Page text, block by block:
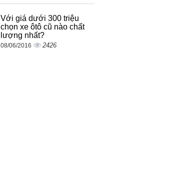
Với giá dưới 300 triệu
chọn xe ôtô cũ nào chất
lượng nhất?
08/06/2016 2426